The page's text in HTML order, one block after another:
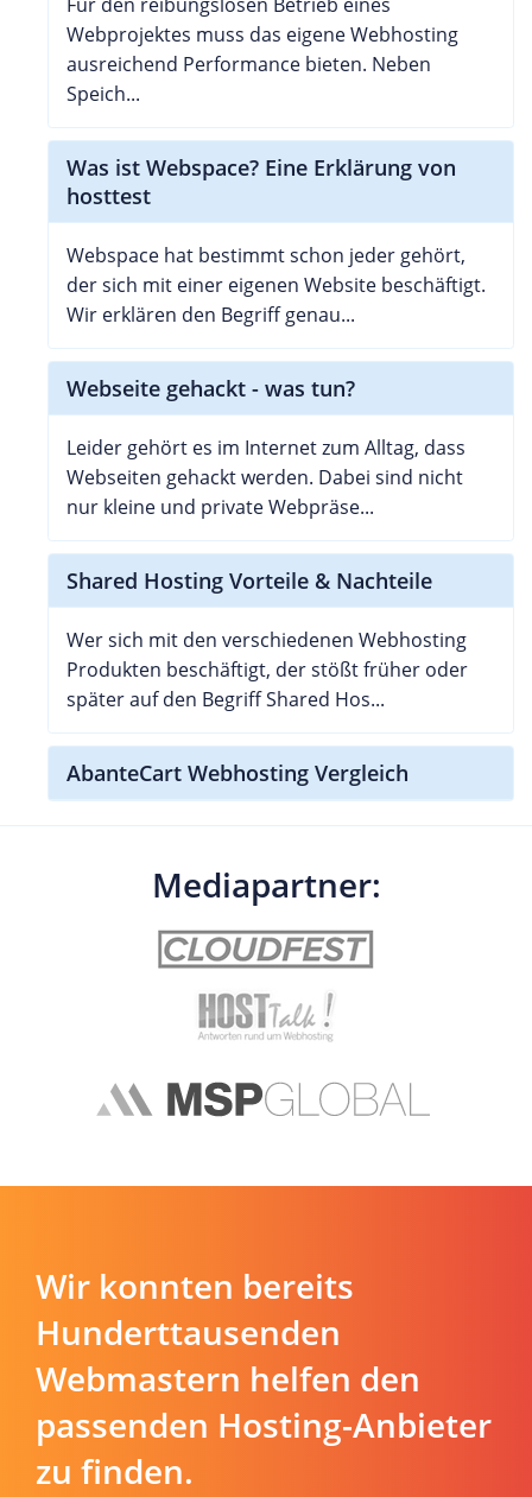
Webprojektes muss das eigene Webhosting
ausreichend Performance bieten. Neben
Speich...
Was ist Webspace? Eine Erklärung von
hosttest
Webspace hat bestimmt schon jeder gehört,
der sich mit einer eigenen Website beschäftigt.
Wir erklären den Begriff genau...
Webseite gehackt - was tun?
Leider gehört es im Internet zum Alltag, dass
Webseiten gehackt werden. Dabei sind nicht
nur kleine und private Webpräse...
Shared Hosting Vorteile & Nachteile
Wer sich mit den verschiedenen Webhosting
Produkten beschäftigt, der stößt früher oder
später auf den Begriff Shared Hos...
AbanteCart Webhosting Vergleich
Mediapartner:
Wir konnten bereits
Hunderttausenden
Webmastern helfen den
passenden Hosting-Anbieter
zu finden.